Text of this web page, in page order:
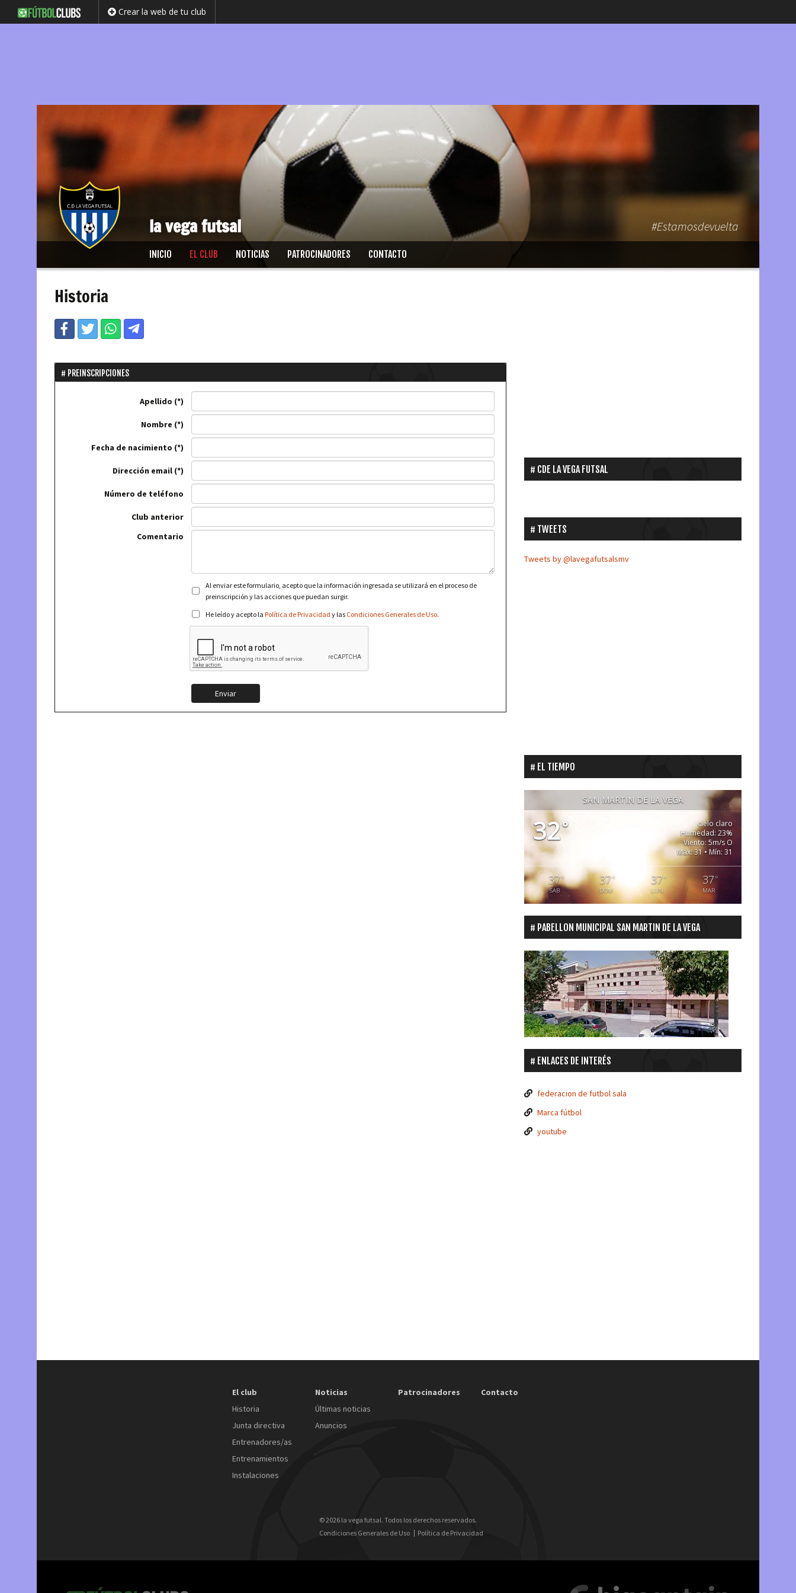
Crear la web de tu club
la vega futsal #Estamosdevuelta
INICIO EL CLUB NOTICIAS PATROCINADORES CONTACTO
Historia
PREINSCRIPCIONES
Apellido
Nombre
Fecha de nacimiento
Dirección email
Número de teléfono
Club anterior
Comentario
Al enviar este formulario, acepto que la información ingresada se utilizará en el proceso de
preinscripción y las acciones que puedan surgir.
He leído y acepto la Política de Privacidad y las Condiciones Generales de Uso.
Enviar
CDE LA VEGA FUTSAL
TWEETS
Tweets by @lavegafutsalsmv
EL TIEMPO
SAN MARTIN DE LA VEGA
32°
cielo claro
Humedad: 23%
Viento: 5m/s O
Máx: 31 • Mín: 31
37°
SAB
37°
DOM
37°
LUN
37°
MAR
PABELLON MUNICIPAL SAN MARTIN DE LA VEGA
ENLACES DE INTERÉS
federacion de futbol sala
Marca fútbol
youtube
El club
Historia
Junta directiva
Entrenadores/as
Entrenamientos
Instalaciones
Noticias
Últimas noticias
Anuncios
Patrocinadores Contacto
© 2026 la vega futsal. Todos los derechos reservados.
Condiciones Generales de Uso
Política de Privacidad